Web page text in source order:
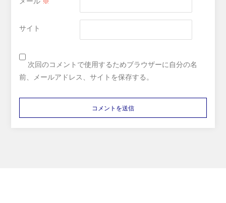
サイト
次回のコメントで使用するためブラウザーに自分の名
前、メールアドレス、サイトを保存する。